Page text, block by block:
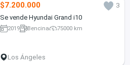
$7.200.000
3
Se vende Hyundai Grand i10
2019 Bencina 75000 km
Los Ángeles